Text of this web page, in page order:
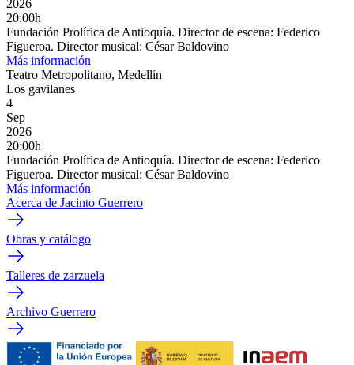
2026
20:00h
Fundación Prolífica de Antioquía. Director de escena: Federico
Figueroa. Director musical: César Baldovino
Más información
Teatro Metropolitano, Medellín
Los gavilanes
4
Sep
2026
20:00h
Fundación Prolífica de Antioquía. Director de escena: Federico
Figueroa. Director musical: César Baldovino
Más información
Acerca de Jacinto Guerrero
Obras y catálogo
Talleres de zarzuela
Archivo Guerrero